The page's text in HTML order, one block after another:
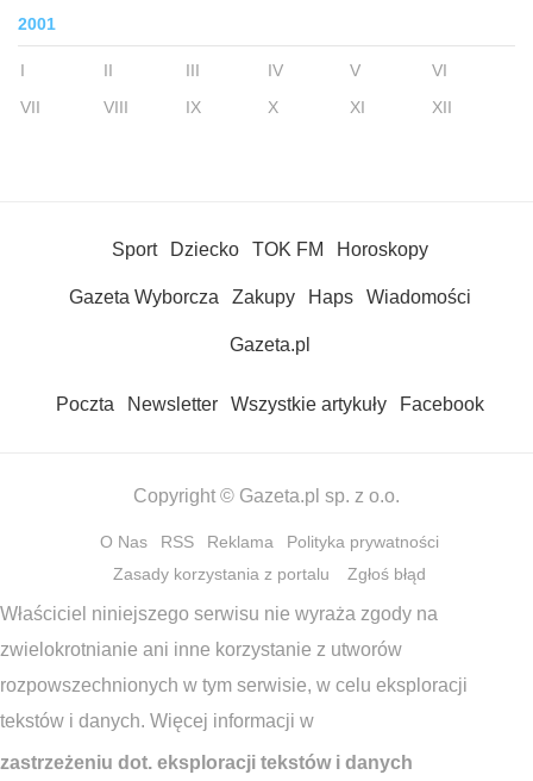
2001
I II III IV V
VI
VII
VIII IX X XI XII
Sport Dziecko TOK FM Horoskopy
Gazeta Wyborcza Zakupy Haps Wiadomości
Gazeta.pl
Poczta Newsletter Wszystkie artykuły Facebook
Copyright © Gazeta.pl sp. z o.o.
O Nas RSS Reklama
Polityka prywatności
Zasady korzystania z portalu
Zgłoś błąd
Właściciel niniejszego serwisu nie wyraża zgody na
zwielokrotnianie ani inne korzystanie z utworów
rozpowszechnionych w tym serwisie, w celu eksploracji
tekstów i danych. Więcej informacji w
zastrzeżeniu dot. eksploracji tekstów i danych